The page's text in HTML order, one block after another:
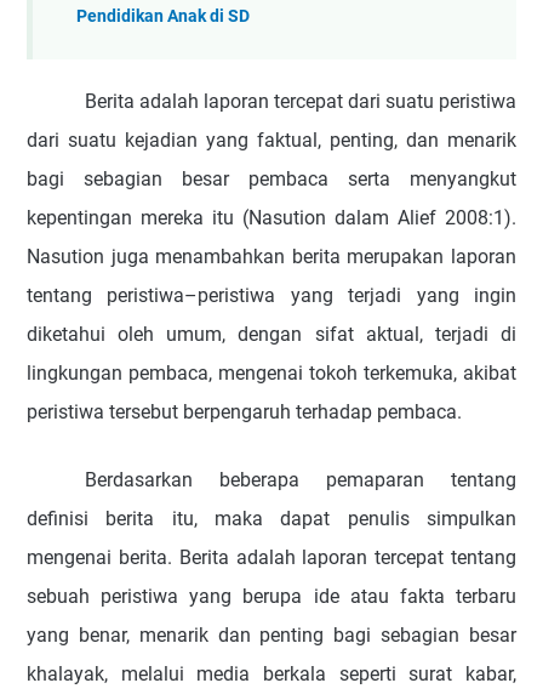
Pendidikan Anak di SD
Berita adalah laporan tercepat dari suatu peristiwa
dari suatu kejadian yang faktual, penting, dan menarik
bagi sebagian besar pembaca serta menyangkut
kepentingan mereka itu (Nasution dalam Alief 2008:1).
Nasution juga menambahkan berita merupakan laporan
tentang peristiwa–peristiwa yang terjadi yang ingin
diketahui oleh umum, dengan sifat aktual, terjadi di
lingkungan pembaca, mengenai tokoh terkemuka, akibat
peristiwa tersebut berpengaruh terhadap pembaca.
Berdasarkan beberapa pemaparan
tentang
definisi berita itu, maka dapat penulis simpulkan
mengenai berita. Berita adalah laporan tercepat tentang
sebuah peristiwa yang berupa ide atau fakta terbaru
yang benar, menarik dan penting bagi sebagian besar
khalayak, melalui media berkala seperti surat kabar,